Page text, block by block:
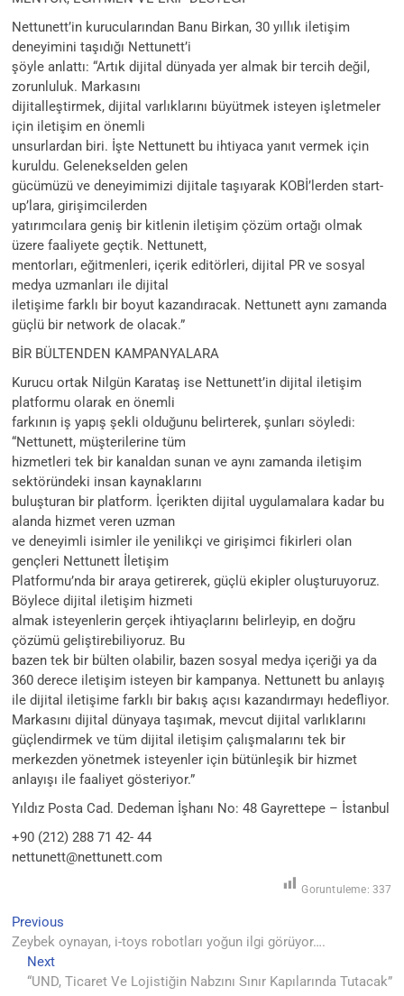
Nettunett’in kurucularından Banu Birkan, 30 yıllık iletişim
deneyimini taşıdığı Nettunett’i
şöyle anlattı: “Artık dijital dünyada yer almak bir tercih değil,
zorunluluk. Markasını
dijitalleştirmek, dijital varlıklarını büyütmek isteyen işletmeler
için iletişim en önemli
unsurlardan biri. İşte Nettunett bu ihtiyaca yanıt vermek için
kuruldu. Gelenekselden gelen
gücümüzü ve deneyimimizi dijitale taşıyarak KOBİ’lerden start-
up’lara, girişimcilerden
yatırımcılara geniş bir kitlenin iletişim çözüm ortağı olmak
üzere faaliyete geçtik. Nettunett,
mentorları, eğitmenleri, içerik editörleri, dijital PR ve sosyal
medya uzmanları ile dijital
iletişime farklı bir boyut kazandıracak. Nettunett aynı zamanda
güçlü bir network de olacak.”
BİR BÜLTENDEN KAMPANYALARA
Kurucu ortak Nilgün Karataş ise Nettunett’in dijital iletişim
platformu olarak en önemli
farkının iş yapış şekli olduğunu belirterek, şunları söyledi:
“Nettunett, müşterilerine tüm
hizmetleri tek bir kanaldan sunan ve aynı zamanda iletişim
sektöründeki insan kaynaklarını
buluşturan bir platform. İçerikten dijital uygulamalara kadar bu
alanda hizmet veren uzman
ve deneyimli isimler ile yenilikçi ve girişimci fikirleri olan
gençleri Nettunett İletişim
Platformu’nda bir araya getirerek, güçlü ekipler oluşturuyoruz.
Böylece dijital iletişim hizmeti
almak isteyenlerin gerçek ihtiyaçlarını belirleyip, en doğru
çözümü geliştirebiliyoruz. Bu
bazen tek bir bülten olabilir, bazen sosyal medya içeriği ya da
360 derece iletişim isteyen bir kampanya. Nettunett bu anlayış
ile dijital iletişime farklı bir bakış açısı kazandırmayı hedefliyor.
Markasını dijital dünyaya taşımak, mevcut dijital varlıklarını
güçlendirmek ve tüm dijital iletişim çalışmalarını tek bir
merkezden yönetmek isteyenler için bütünleşik bir hizmet
anlayışı ile faaliyet gösteriyor.”
Yıldız Posta Cad. Dedeman İşhanı No: 48 Gayrettepe – İstanbul
+90 (212) 288 71 42- 44
nettunett@nettunett.com
Goruntuleme: 337
Yazı
gezinmesi
Previous
post:
Zeybek oynayan, i-toys robotları yoğun ilgi görüyor….
NextNext
post:
“UND, Ticaret Ve Lojistiğin Nabzını Sınır Kapılarında Tutacak”